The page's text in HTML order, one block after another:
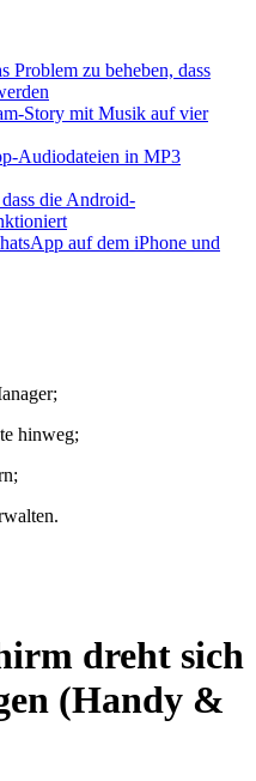
Problem zu beheben, dass
Story mit Musik auf vier
Audiodateien in MP3
die Android-
auf dem iPhone und
hinweg;
dreht sich
(Handy &